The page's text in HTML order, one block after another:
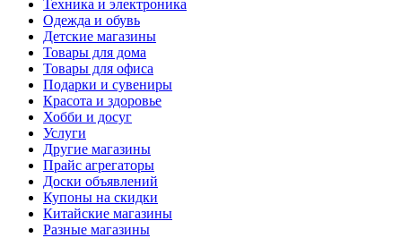
Техника и электроника
Одежда и обувь
Детские магазины
Товары для дома
Товары для офиса
Подарки и сувениры
Красота и здоровье
Хобби и досуг
Услуги
Другие магазины
Прайс агрегаторы
Доски объявлений
Купоны на скидки
Китайские магазины
Разные магазины